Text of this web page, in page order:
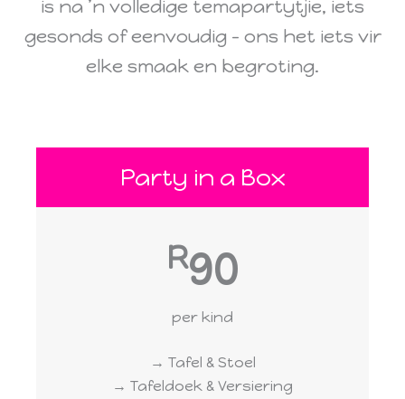
is na ’n volledige temapartytjie, iets
gesonds of eenvoudig – ons het iets vir
elke smaak en begroting.
Party in a Box
R90
per kind
→ Tafel & Stoel
→ Tafeldoek & Versiering